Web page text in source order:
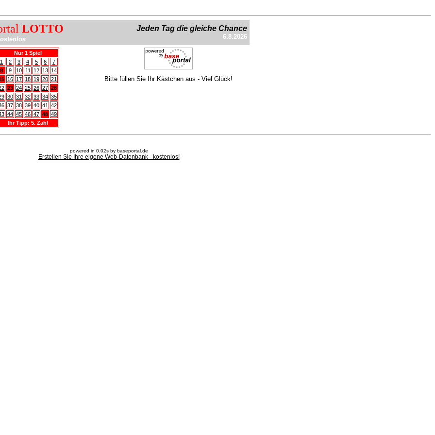
LOTTO Jeden Tag die gleiche Chance
6.8.2026
Nur 1 Spiel
1
2 3 4 5 6
7
8
9 10 11 12 13 14
16 17 18 19 20 21
23 24 25 26 27 28
30 31 32 33 34 35
37 38 39 40 41
42
44 45 46 47 48 49
Ihr Tipp: 5. Zahl
Bitte füllen Sie Ihr Kästchen aus - Viel Glück!
powered in 0.02s by baseportal.de
Erstellen Sie Ihre eigene Web-Datenbank - kostenlos!